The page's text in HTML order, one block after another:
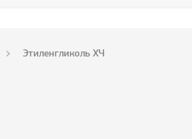
Этиленгликоль ХЧ